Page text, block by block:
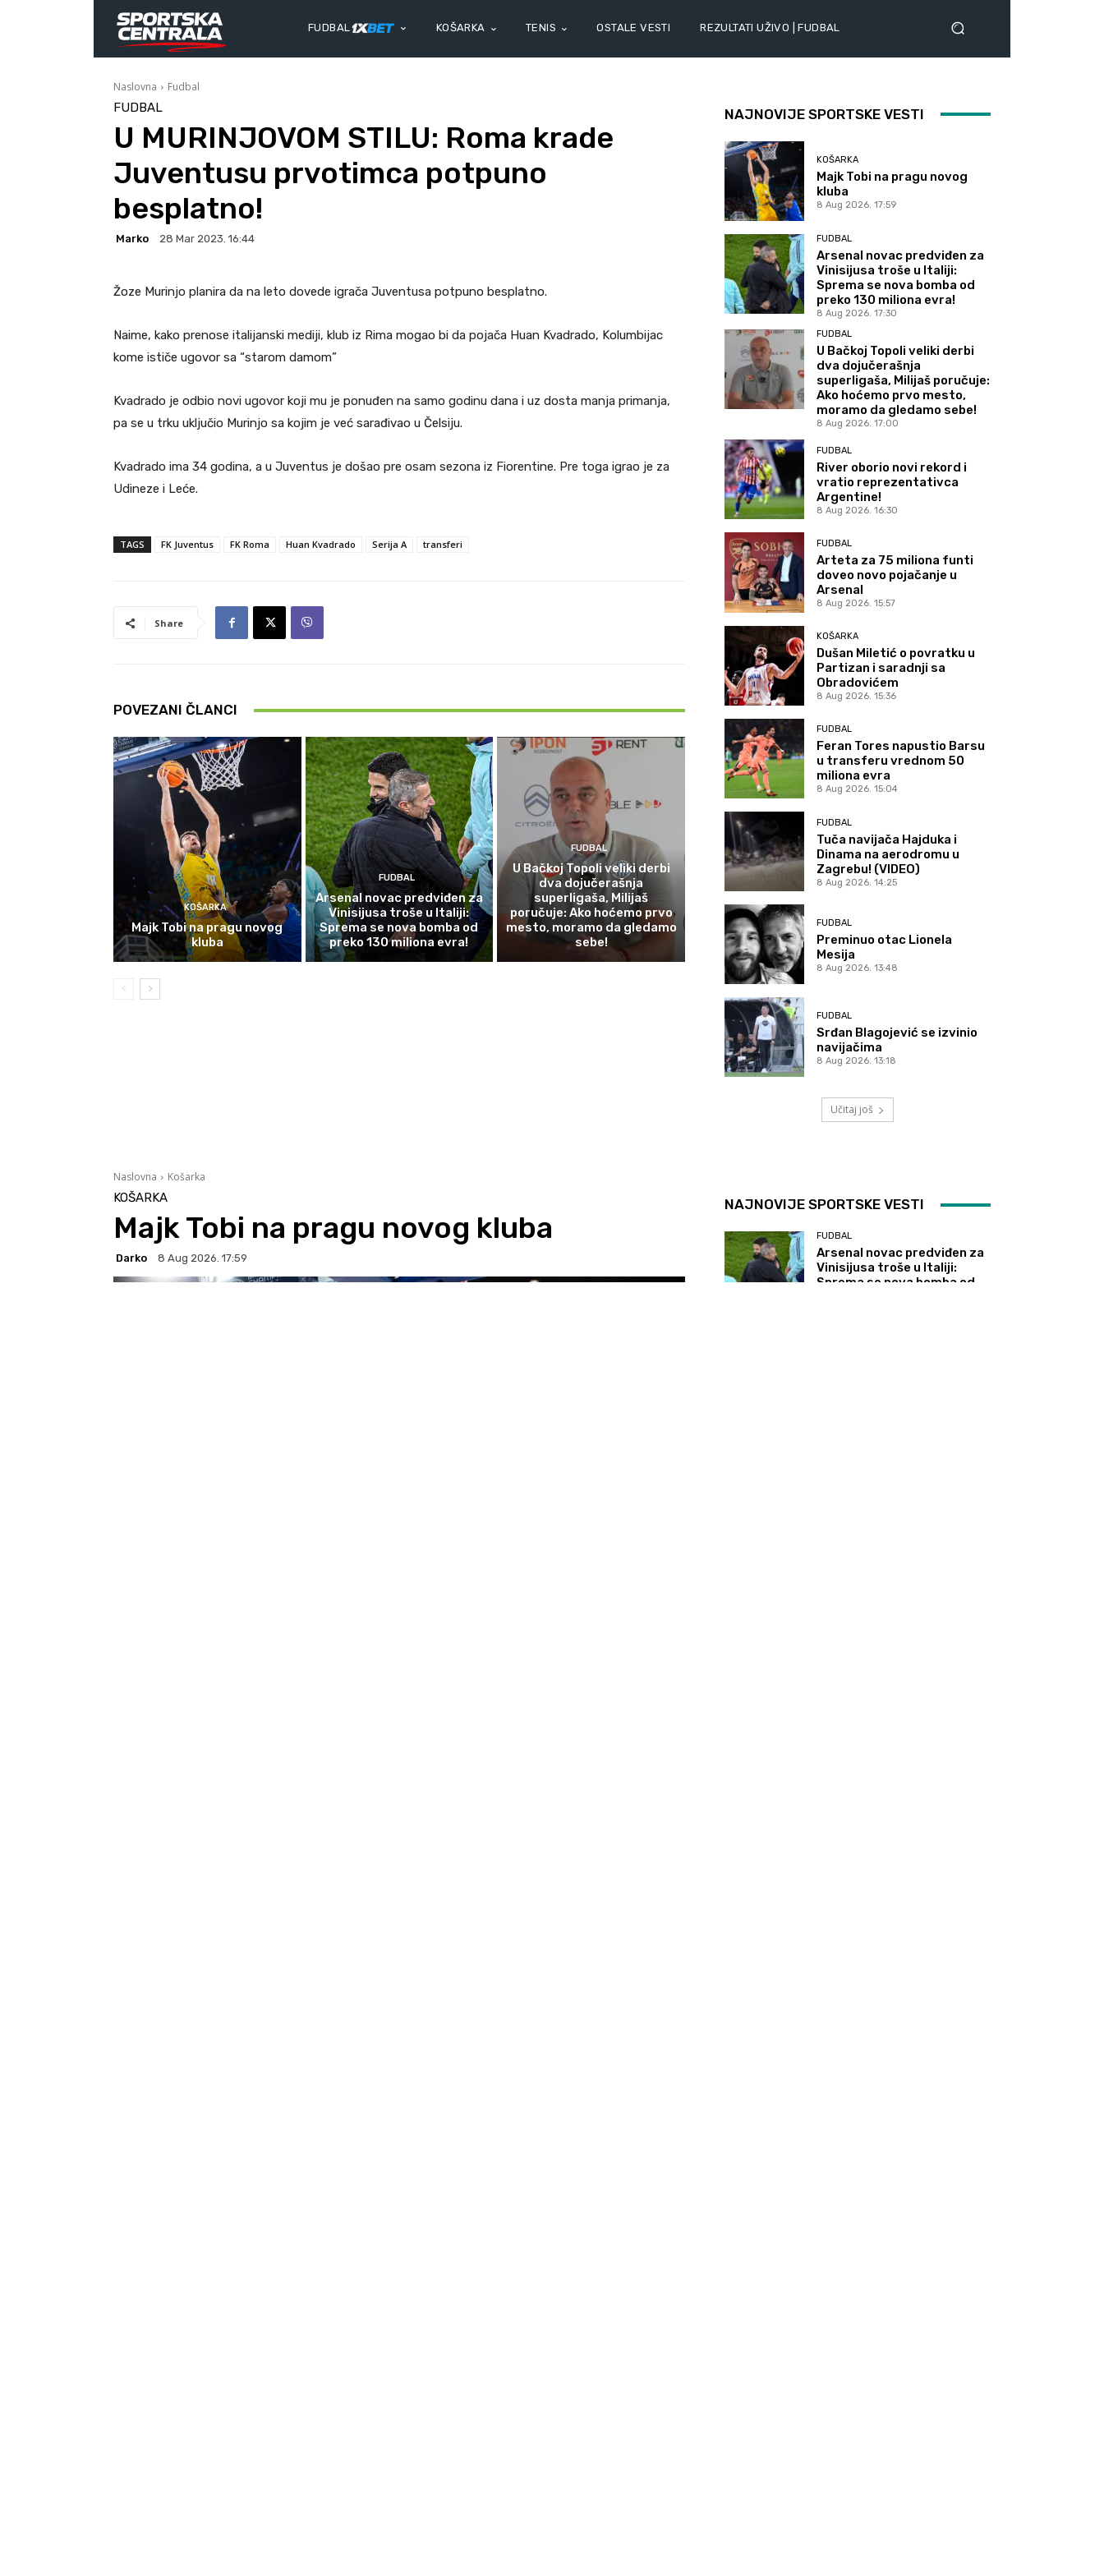
FUDBAL KOŠARKA TENIS OSTALE VESTI REZULTATI UŽIVO | FUDBAL
Naslovna Fudbal
FUDBAL
U MURINJOVOM STILU: Roma krade
Juventusu prvotimca potpuno
besplatno!
Marko 28 Mar 2023. 16:44
Žoze Murinjo planira da na leto dovede igrača Juventusa potpuno besplatno.
Naime, kako prenose italijanski mediji, klub iz Rima mogao bi da pojača Huan Kvadrado, Kolumbijac
kome ističe ugovor sa “starom damom”
Kvadrado je odbio novi ugovor koji mu je ponuđen na samo godinu dana i uz dosta manja primanja,
pa se u trku uključio Murinjo sa kojim je već sarađivao u Čelsiju.
Kvadrado ima 34 godina, a u Juventus je došao pre osam sezona iz Fiorentine. Pre toga igrao je za
Udineze i Leće.
TAGS FK Juventus FK Roma Huan Kvadrado Serija A transferi
Share
POVEZANI ČLANCI
KOŠARKA
Majk Tobi na pragu novog
kluba
FUDBAL
Arsenal novac predviđen za
Vinisijusa troše u Italiji:
Sprema se nova bomba od
preko 130 miliona evra!
FUDBAL
U Bačkoj Topoli veliki derbi
dva dojučerašnja
superligaša, Milijaš
poručuje: Ako hoćemo prvo
mesto, moramo da gledamo
sebe!
NAJNOVIJE SPORTSKE VESTI
KOŠARKA
Majk Tobi na pragu novog
kluba
8 Aug 2026. 17:59
FUDBAL
Arsenal novac predviđen za
Vinisijusa troše u Italiji:
Sprema se nova bomba od
preko 130 miliona evra!
8 Aug 2026. 17:30
FUDBAL
U Bačkoj Topoli veliki derbi
dva dojučerašnja
superligaša, Milijaš poručuje:
Ako hoćemo prvo mesto,
moramo da gledamo sebe!
8 Aug 2026. 17:00
FUDBAL
River oborio novi rekord i
vratio reprezentativca
Argentine!
8 Aug 2026. 16:30
FUDBAL
Arteta za 75 miliona funti
doveo novo pojačanje u
Arsenal
8 Aug 2026. 15:57
KOŠARKA
Dušan Miletić o povratku u
Partizan i saradnji sa
Obradovićem
8 Aug 2026. 15:36
FUDBAL
Feran Tores napustio Barsu
u transferu vrednom 50
miliona evra
8 Aug 2026. 15:04
FUDBAL
Tuča navijača Hajduka i
Dinama na aerodromu u
Zagrebu! (VIDEO)
8 Aug 2026. 14:25
FUDBAL
Preminuo otac Lionela
Mesija
8 Aug 2026. 13:48
FUDBAL
Srđan Blagojević se izvinio
navijačima
8 Aug 2026. 13:18
Učitaj još